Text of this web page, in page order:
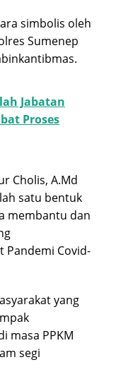
simbolis oleh
Sumenep
Jabatan
Proses
Cholis, A.Md
satu bentuk
membantu dan
Pandemi Covid-
yang
masa PPKM
segi